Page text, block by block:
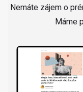
Nemáte zájem o
Máme